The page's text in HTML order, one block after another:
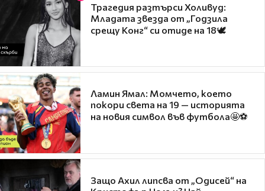
Трагедия разтърси Холивуд:
Младата звезда от „Годзила
срещу Конг“ си отиде на 18🕊️
Ламин Ямал: Момчето, което
покори света на 19 — историята
на новия символ във футбола🤩⚽
Защо Ахил липсва от „Одисей“ на